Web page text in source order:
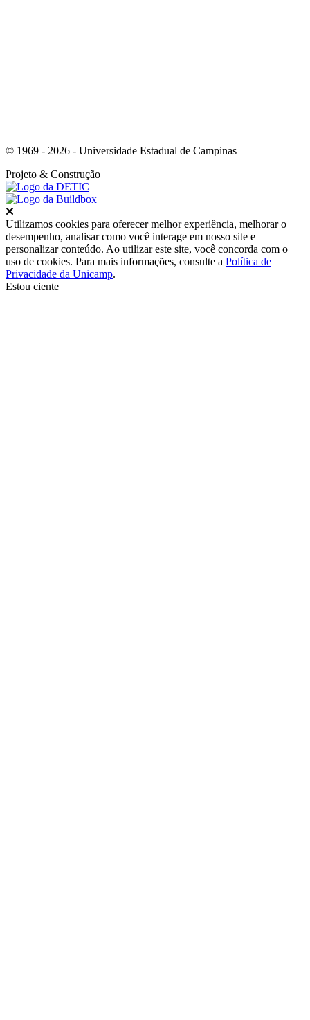
© 1969 - 2026 - Universidade Estadual de Campinas
Projeto & Construção
Utilizamos cookies para oferecer melhor experiência, melhorar o
desempenho, analisar como você interage em nosso site e
personalizar conteúdo. Ao utilizar este site, você concorda com o
uso de cookies. Para mais informações, consulte a Política de
Privacidade da Unicamp.
Estou ciente